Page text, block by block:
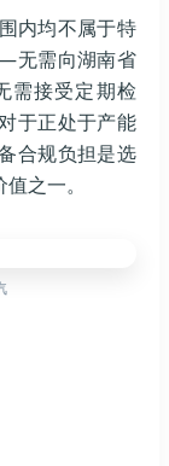
内均不属于特
无需向湖南省
需接受定期检
于正处于产能
合规负担是选
之一。